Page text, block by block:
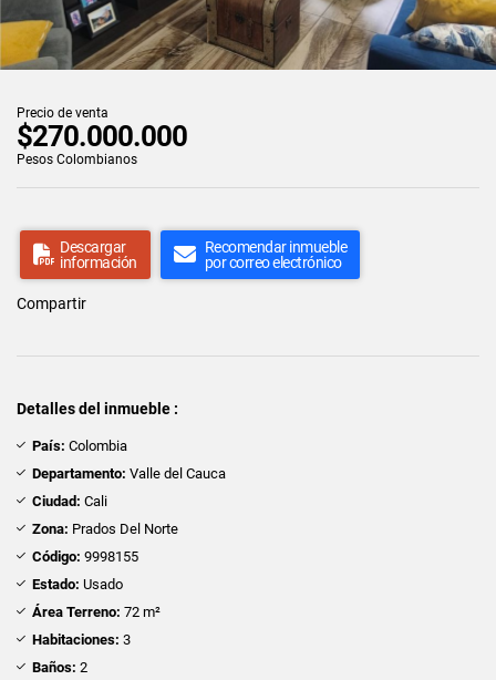
Precio de venta
$270.000.000
Pesos Colombianos
Descargar
información
Recomendar inmueble
por correo electrónico
Compartir
Detalles del inmueble :
País: Colombia
Departamento: Valle del Cauca
Ciudad: Cali
Zona: Prados Del Norte
Código: 9998155
Estado: Usado
Área Terreno: 72 m²
Habitaciones: 3
Baños: 2